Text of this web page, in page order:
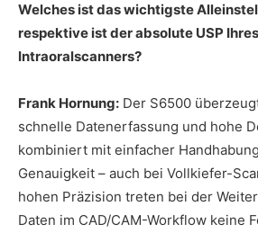
Welches ist das wichtigste
respektive ist der absolute USP Ihres
Intraoralscanners?
Frank Hornung: Der S6500
schnelle Datenerfassung und hohe
kombiniert mit einfacher
Genauigkeit – auch bei Vollkiefer-
hohen Präzision treten bei der
Daten im CAD/CAM-Workflow keine